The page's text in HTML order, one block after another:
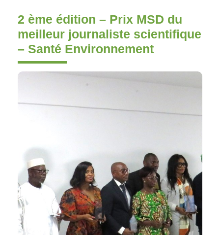
2 ème édition – Prix MSD du
meilleur journaliste scientifique
– Santé Environnement